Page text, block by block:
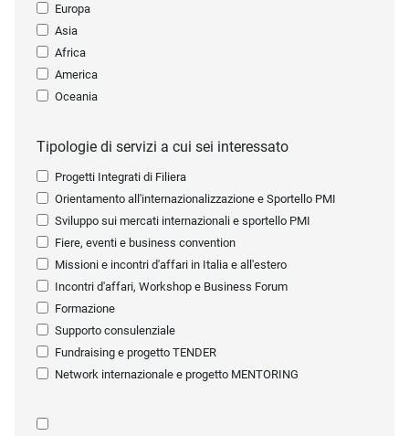
Europa
Asia
Africa
America
Oceania
Tipologie di servizi a cui sei interessato
Progetti Integrati di Filiera
Orientamento all'internazionalizzazione e Sportello PMI
Sviluppo sui mercati internazionali e sportello PMI
Fiere, eventi e business convention
Missioni e incontri d'affari in Italia e all'estero
Incontri d'affari, Workshop e Business Forum
Formazione
Supporto consulenziale
Fundraising e progetto TENDER
Network internazionale e progetto MENTORING